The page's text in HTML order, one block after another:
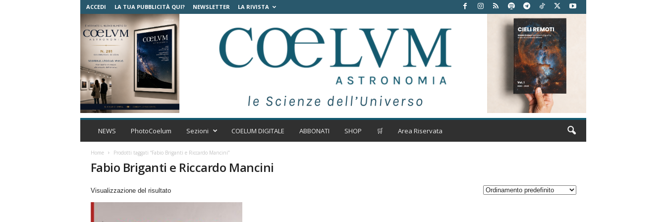
ACCEDI LA TUA PUBBLICITÀ QUI? NEWSLETTER LA RIVISTA
C
m
t
NEWS PhotoCoelum Sezioni COELUM DIGITALE ABBONATI SHOP 🛒 Area Riservata
Home Prodotti taggati “Fabio Briganti e Riccardo Mancini”
Fabio Briganti e Riccardo Mancini
Visualizzazione del risultato